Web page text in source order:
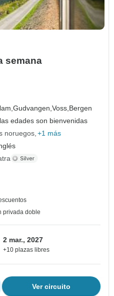
semana
Gudvangen,Voss, Bergen
edades son bienvenidas
noruegos +1 más
privada doble
2 mar., 2027
+10 plazas libres
Ver circuito